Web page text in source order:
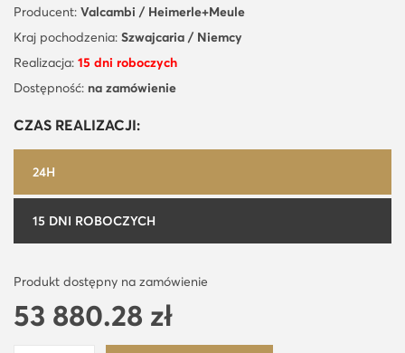
Producent: Valcambi / Heimerle+Meule
Kraj pochodzenia: Szwajcaria / Niemcy
Realizacja: 15 dni roboczych
Dostępność: na zamówienie
CZAS REALIZACJI:
24H
15 DNI ROBOCZYCH
Produkt dostępny na zamówienie
53 880.28 zł